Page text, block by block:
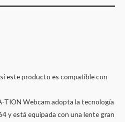
este producto es compatible con
TION Webcam adopta la tecnología
y está equipada con una lente gran